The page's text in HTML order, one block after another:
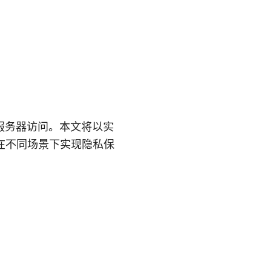
器访问。本文将以实
不同场景下实现隐私保